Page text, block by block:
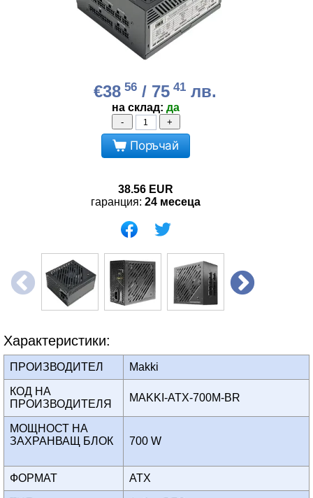
€3856/ 75 41лв.
на склад: да
- +
Поръчай
38.56 EUR
гаранция: 24 месеца
Характеристики:
ПРОИЗВОДИТЕЛ Makki
КОД НА
ПРОИЗВОДИТЕЛЯ
MAKKI-ATX-700M-BR
МОЩНОСТ НА
ЗАХРАНВАЩ БЛОК
700 W
ФОРМАТ ATX